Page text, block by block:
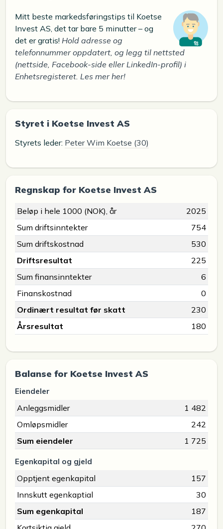
Mitt beste markedsføringstips til Koetse
Invest AS, det tar bare 5 minutter – og
det er gratis! Hold adresse og
telefonnummer oppdatert, og legg til nettsted
(nettside, Facebook-side eller LinkedIn-profil) i
Enhetsregisteret. Les mer her!
Styret i Koetse Invest AS
Styrets leder: Peter Wim Koetse (30)
Regnskap for Koetse Invest AS
Beløp i hele 1000 (NOK), år
2025
Sum driftsinntekter
754
Sum driftskostnad
530
Driftsresultat
225
Sum finansinntekter
6
Finanskostnad
0
Ordinært resultat før skatt
230
Årsresultat
180
Balanse for Koetse Invest AS
Eiendeler
Anleggsmidler
1 482
Omløpsmidler
242
Sum eiendeler
1 725
Egenkapital og gjeld
Opptjent egenkapital
157
Innskutt egenkaptial
30
Sum egenkapital
187